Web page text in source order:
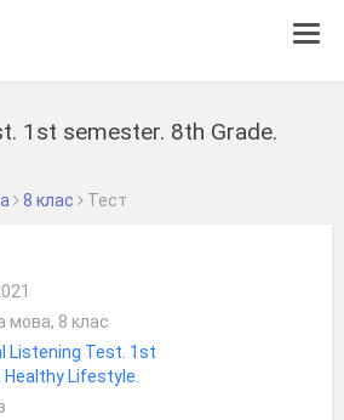
1st semester. 8th Grade.
8 клас Тест
мова, 8 клас
Listening Test. 1st
Lifestyle.